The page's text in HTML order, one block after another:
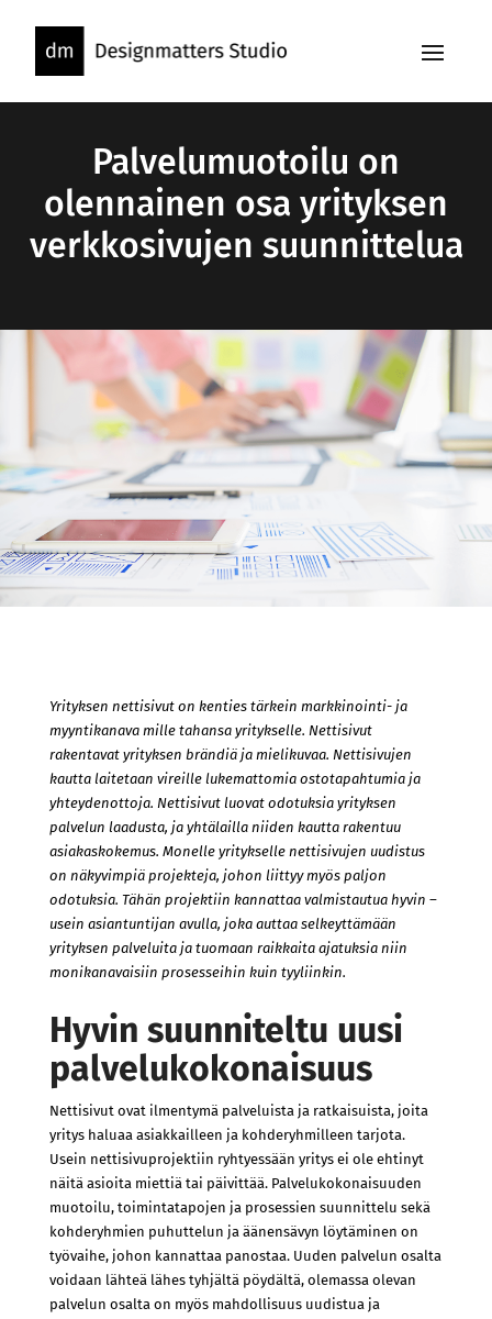
content
Palvelumuotoilu on
olennainen osa yrityksen
verkkosivujen suunnittelua
Yrityksen nettisivut on kenties tärkein markkinointi- ja
myyntikanava mille tahansa yritykselle. Nettisivut
rakentavat yrityksen brändiä ja mielikuvaa. Nettisivujen
kautta laitetaan vireille lukemattomia ostotapahtumia ja
yhteydenottoja. Nettisivut luovat odotuksia yrityksen
palvelun laadusta, ja yhtälailla niiden kautta rakentuu
asiakaskokemus. Monelle yritykselle nettisivujen uudistus
on näkyvimpiä projekteja, johon liittyy myös paljon
odotuksia. Tähän projektiin kannattaa valmistautua hyvin –
usein asiantuntijan avulla, joka auttaa selkeyttämään
yrityksen palveluita ja tuomaan raikkaita ajatuksia niin
monikanavaisiin prosesseihin kuin tyyliinkin.
Hyvin suunniteltu uusi
palvelukokonaisuus
Nettisivut ovat ilmentymä palveluista ja ratkaisuista, joita
yritys haluaa asiakkailleen ja kohderyhmilleen tarjota.
Usein nettisivuprojektiin ryhtyessään yritys ei ole ehtinyt
näitä asioita miettiä tai päivittää. Palvelukokonaisuuden
muotoilu, toimintatapojen ja prosessien suunnittelu sekä
kohderyhmien puhuttelun ja äänensävyn löytäminen on
työvaihe, johon kannattaa panostaa. Uuden palvelun osalta
voidaan lähteä lähes tyhjältä pöydältä, olemassa olevan
palvelun osalta on myös mahdollisuus uudistua ja